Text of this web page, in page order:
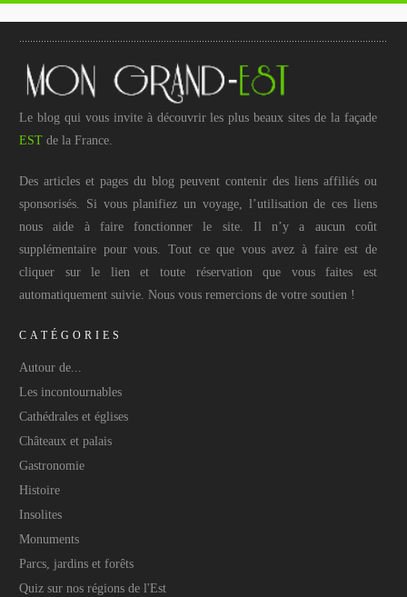
Le blog qui vous invite à découvrir les plus beaux sites de la façade
EST de la France.
Des articles et pages du blog peuvent contenir des liens affiliés ou
sponsorisés. Si vous planifiez un voyage, l’utilisation de ces liens
nous aide à faire fonctionner le site. Il n’y a aucun coût
supplémentaire pour vous. Tout ce que vous avez à faire est de
cliquer sur le lien et toute réservation que vous faites est
automatiquement suivie. Nous vous remercions de votre soutien !
CATÉGORIES
Autour de...
Les incontournables
Cathédrales et églises
Châteaux et palais
Gastronomie
Histoire
Insolites
Monuments
Parcs, jardins et forêts
Quiz sur nos régions de l'Est